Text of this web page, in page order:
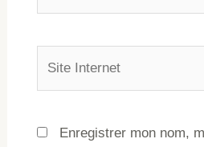
Enregistrer mon nom,